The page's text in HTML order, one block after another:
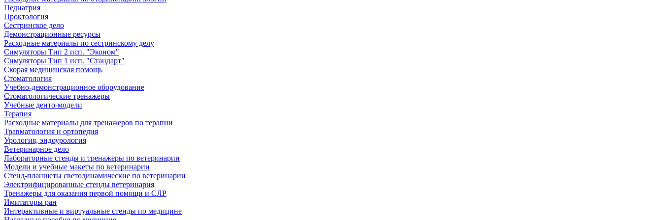
Педиатрия
Проктология
Сестринское дело
Демонстрационные ресурсы
Расходные материалы по сестринскому делу
Симуляторы Тип 2 исп. "Эконом"
Симуляторы Тип 1 исп. "Стандарт"
Скорая медицинская помощь
Стоматология
Учебно-демонстрационное оборудование
Стоматологические тренажеры
Учебные денто-модели
Терапия
Расходные материалы для тренажеров по терапии
Травматология и ортопедия
Урология, эндоурология
Ветеринарное дело
Лабораторные стенды и тренажеры по ветеринарии
Модели и учебные макеты по ветеринарии
Стенд-планшеты светодинамические по ветеринарии
Электрифицированные стенды ветеринария
Тренажеры для оказания первой помощи и СЛР
Имитаторы ран
Интерактивные и виртуальные стенды по медицине